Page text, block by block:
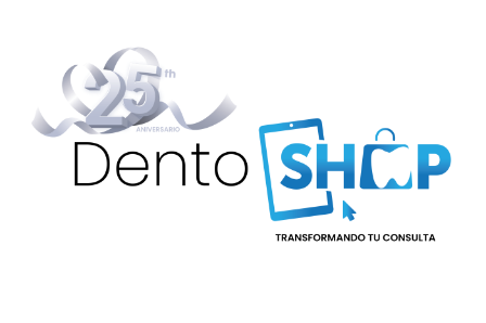
especialmente efectivo
cuando se requieren
fuerzas moderadas para el
control temprano del
torque y el detalle final. Los
arcos de alambre de
resolución están disponibles
inversa también necesitan
menos cambios y ajustes
de arcos de alambre. A lo
largo del tratamiento, estos
permanecen activos sin
deformarse.